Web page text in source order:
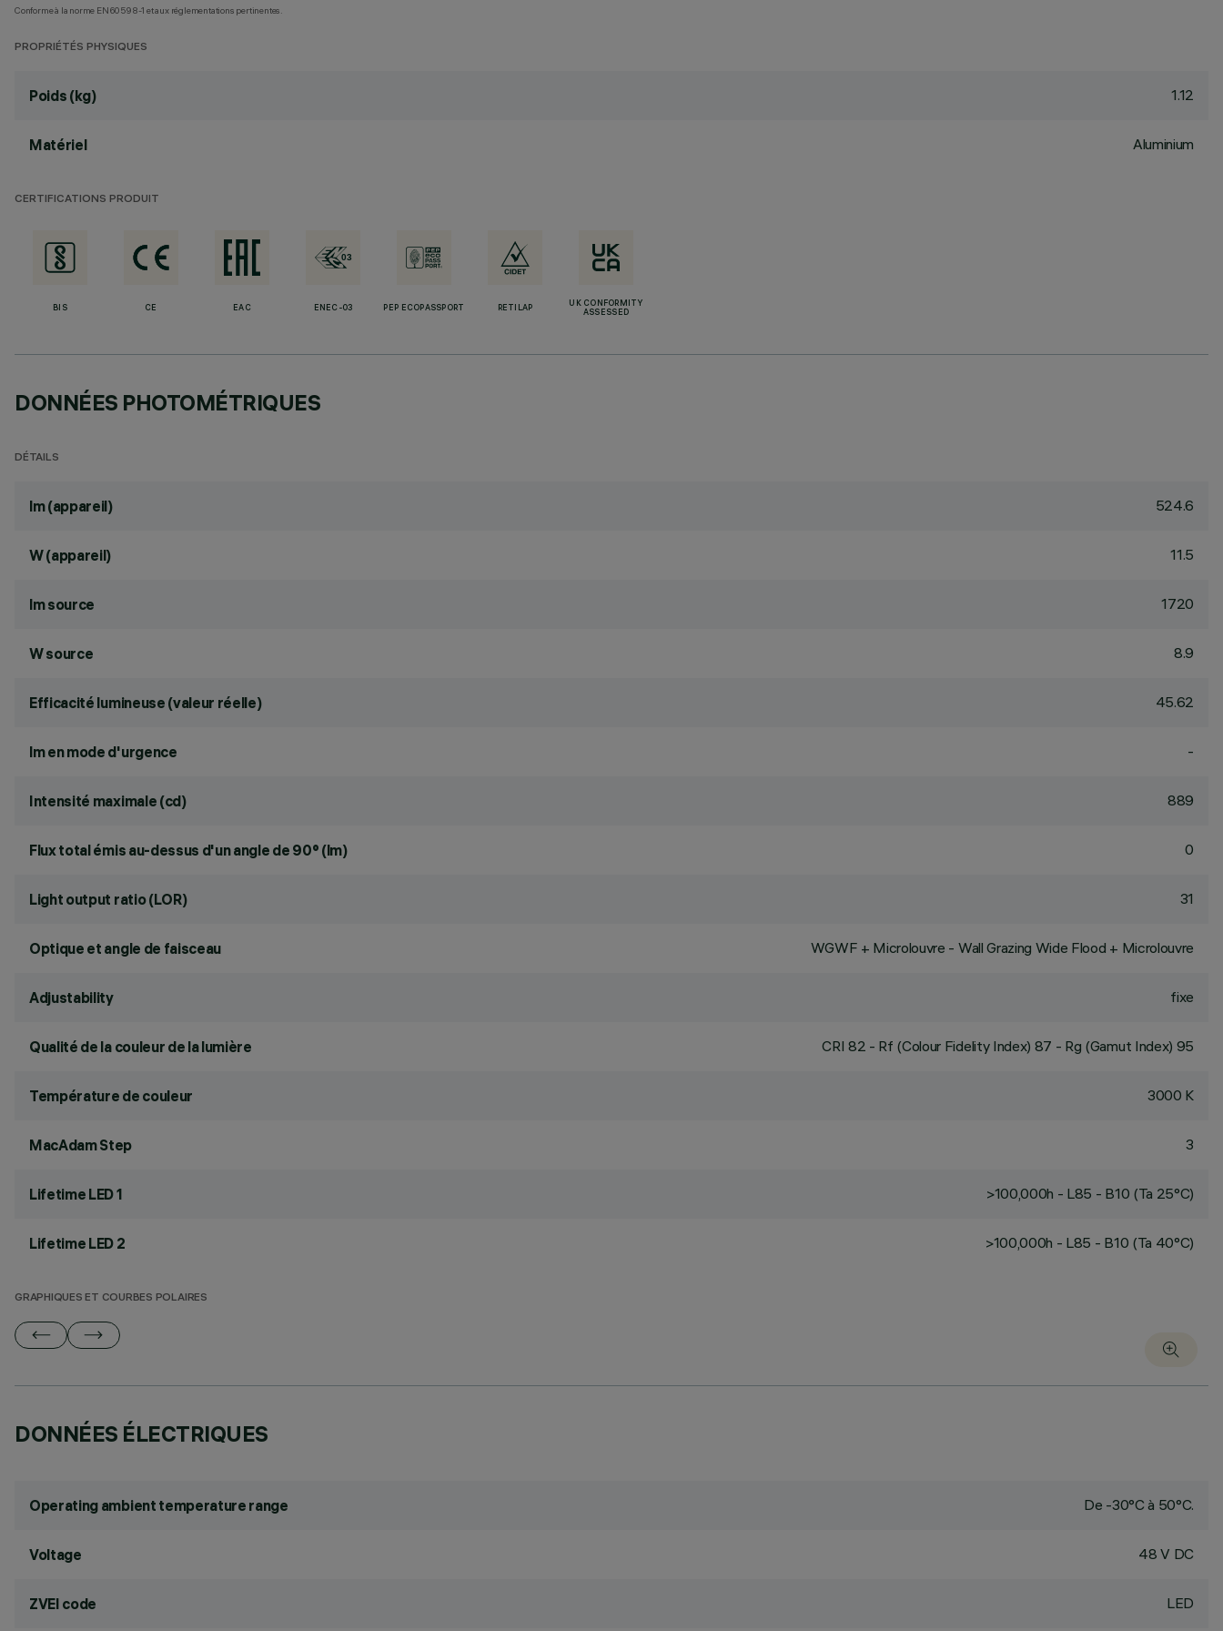
Conforme à la norme EN60598-1 et aux réglementations pertinentes.
PROPRIÉTÉS PHYSIQUES
Poids (kg) 1.12
Matériel Aluminium
CERTIFICATIONS PRODUIT
BIS CE EAC ENEC-03 PEP ECOPASSPORT RETILAP
UK CONFORMITY
ASSESSED
DONNÉES PHOTOMÉTRIQUES
DÉTAILS
lm (appareil) 524.6
W (appareil) 11.5
lm source 1720
W source 8.9
Efficacité lumineuse (valeur réelle) 45.62
lm en mode d'urgence -
Intensité maximale (cd) 889
Flux total émis au-dessus d'un angle de 90° (lm) 0
Light output ratio (LOR) 31
Optique et angle de faisceau WGWF + Microlouvre - Wall Grazing Wide Flood + Microlouvre
Adjustability fixe
Qualité de la couleur de la lumière CRI 82 - Rf (Colour Fidelity Index) 87 - Rg (Gamut Index) 95
Température de couleur 3000 K
MacAdam Step 3
Lifetime LED 1 >100,000h - L85 - B10 (Ta 25°C)
Lifetime LED 2 >100,000h - L85 - B10 (Ta 40°C)
GRAPHIQUES ET COURBES POLAIRES
DONNÉES ÉLECTRIQUES
Operating ambient temperature range De -30°C à 50°C.
Voltage 48 V DC
ZVEI code LED